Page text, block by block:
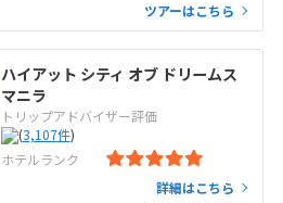
ツアーはこちら
ハイアット シティ オブ ドリームス
マニラ
トリップアドバイザー評価
(3,107件)
ホテルランク
詳細はこちら